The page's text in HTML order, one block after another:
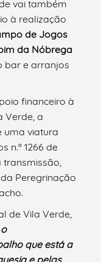
vai também
à realização
de Jogos
da Nóbrega
bar e arranjos
financeiro à
Verde, a
uma viatura
n.º 1266 de
Peregrinação
de Vila Verde,
que está a
e pelas